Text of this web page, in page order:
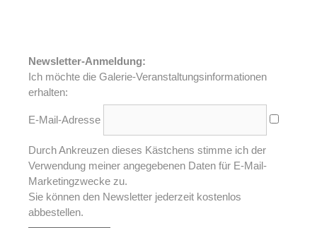
Newsletter-Anmeldung:
Ich möchte die Galerie-Veranstaltungsinformationen
erhalten:
E-Mail-Adresse
Durch Ankreuzen dieses Kästchens stimme ich der
Verwendung meiner angegebenen Daten für E-Mail-
Marketingzwecke zu.
Sie können den Newsletter jederzeit kostenlos
abbestellen.